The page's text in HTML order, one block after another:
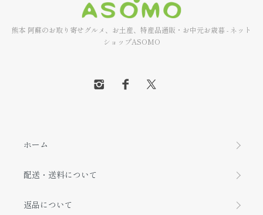
熊本 阿蘇のお取り寄せグルメ、お土産、特産品通販・お中元お歳暮 - ネット
ショップASOMO
ホーム
配送・送料について
返品について